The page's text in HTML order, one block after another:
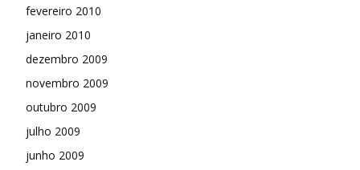
fevereiro 2010
janeiro 2010
dezembro 2009
novembro 2009
outubro 2009
julho 2009
junho 2009